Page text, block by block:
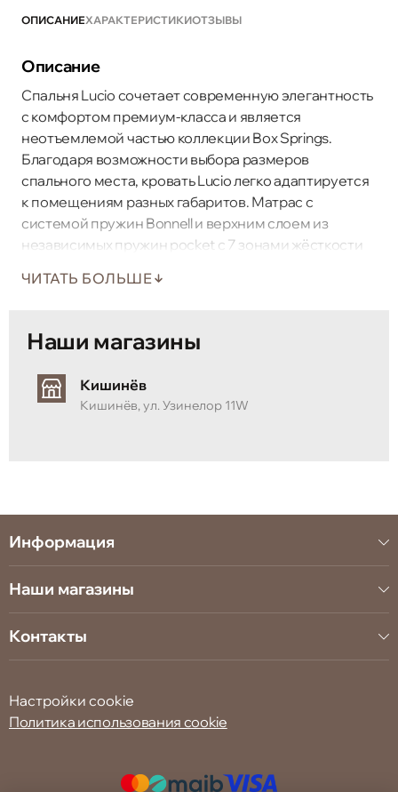
ОПИСАНИЕХАРАКТЕРИСТИКИОТЗЫВЫ
Описание
Спальня Lucio сочетает современную элегантность
с комфортом премиум-класса и является
неотъемлемой частью коллекции Box Springs.
Благодаря возможности выбора размеров
спального места, кровать Lucio легко адаптируется
к помещениям разных габаритов. Матрас с
системой пружин Bonnell и верхним слоем из
независимых пружин pocket с 7 зонами жёсткости
поддержку каждой части тела. Изящный дизайн с
элементами отделки придаёт спальне утончённый,
современный характер — идеальное решение для
тех, кто ищет качественную и стильную кровать.
Модель Lucio — идеальный выбор для тех, кто ценит
стиль, функциональность и долговечный комфорт.
ЧИТАТЬ БОЛЬШЕ
Наши магазины
Кишинёв
Кишинёв, ул. Узинелор 11W
Информация
Наши магазины
Контакты
Настройки cookie
Политика использования cookie